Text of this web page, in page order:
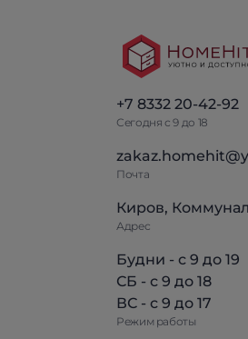
+7 8332 20-42-92
Сегодня с 9 до 18
Почта
Киров,
Адрес
Будни - с 9 до 19
СБ - с 9 до 18
ВС - с 9 до 17
Режим работы